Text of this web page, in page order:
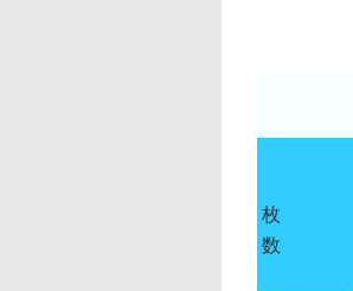
枚
数